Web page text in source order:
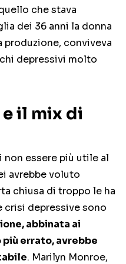
che stava
dei 36 anni la donna
produzione, conviveva
depressivi molto
il mix di
non essere più utile al
avrebbe voluto
chiusa di troppo le ha
crisi depressive sono
abbinata ai
errato, avrebbe
. Marilyn Monroe,